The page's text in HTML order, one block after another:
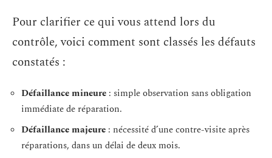
Pour clarifier ce qui vous attend lors du
contrôle, voici comment sont classés les défauts
constatés :
Défaillance mineure : simple observation sans obligation
immédiate de réparation.
Défaillance majeure : nécessité d’une contre-visite après
réparations, dans un délai de deux mois.